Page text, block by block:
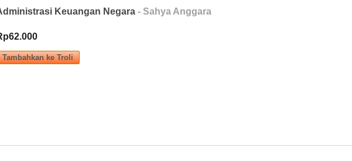
Keuangan Negara - Sahya Anggara